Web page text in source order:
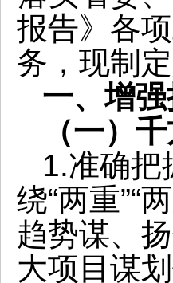
报告》各
务，现制
一、增
（一）
1.准确把
绕“两重”“
趋势谋、
大项目谋